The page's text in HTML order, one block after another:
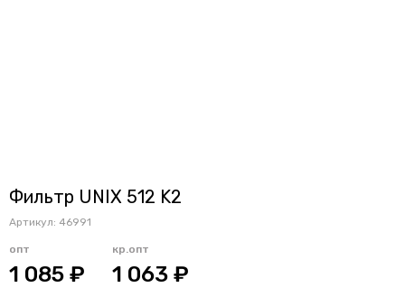
Фильтр UNIX 512 K2
Артикул: 46991
опт
1 085 ₽
кр.опт
1 063 ₽